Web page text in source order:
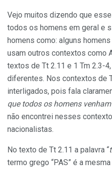
Vejo muitos dizendo que
todos os homens em geral e
homens como: alguns
usam outros contextos como
textos de Tt 2.11 e 1 Tm 2.3-
diferentes. Nos contextos de
interligados, pois fala
que todos os homens
não encontrei nesses
nacionalistas.
No texto de Tt 2.11 a palavra “
termo grego “PAS” é a